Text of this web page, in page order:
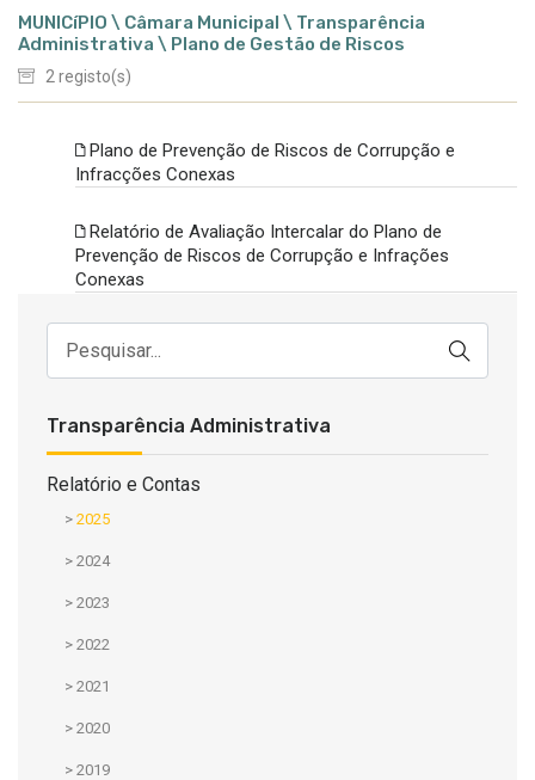
MUNICíPIO \ Câmara Municipal \ Transparência
Administrativa \ Plano de Gestão de Riscos
2 registo(s)
Plano de Prevenção de Riscos de Corrupção e
Infracções Conexas
Relatório de Avaliação Intercalar do Plano de
Prevenção de Riscos de Corrupção e Infrações
Conexas
Transparência Administrativa
Relatório e Contas
> 2025
> 2024
> 2023
> 2022
> 2021
> 2020
> 2019